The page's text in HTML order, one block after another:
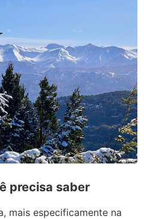
precisa saber
mais especificamente na